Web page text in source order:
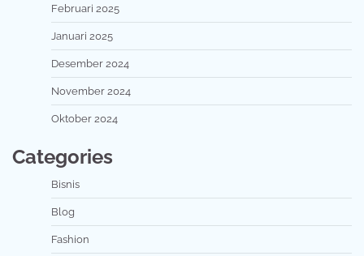
Februari 2025
Januari 2025
Desember 2024
November 2024
Oktober 2024
Categories
Bisnis
Blog
Fashion